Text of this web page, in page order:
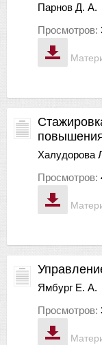
Парнов Д. А.
Просмотров:
Халудорова
Просмотров:
Ямбург Е. А.
Просмотров: